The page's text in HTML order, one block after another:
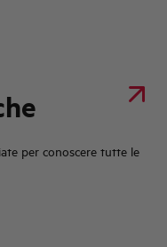
per conoscere tutte le